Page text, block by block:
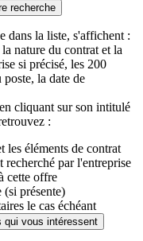
recherche
dans la liste, s'affichent :
nature du contrat et la
si précisé, les 200
la date de
cliquant sur son intitulé
:
les éléments de contrat
par l'entreprise
cette offre
(si présente)
le cas échéant
qui vous intéressent